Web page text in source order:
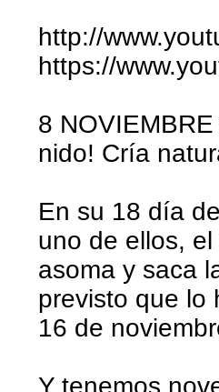
http://
https://
8
nido! Cría
En su 18 día
uno de ellos,
asoma y saca
previsto que lo
16 de
Y tenemos